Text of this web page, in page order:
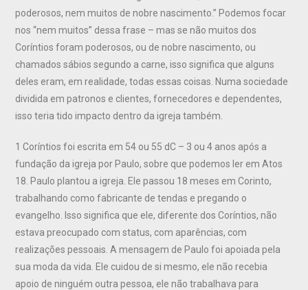
poderosos, nem muitos de nobre nascimento.” Podemos focar
nos “nem muitos” dessa frase – mas se não muitos dos
Coríntios foram poderosos, ou de nobre nascimento, ou
chamados sábios segundo a carne, isso significa que alguns
deles eram, em realidade, todas essas coisas. Numa sociedade
dividida em patronos e clientes, fornecedores e dependentes,
isso teria tido impacto dentro da igreja também.
1 Coríntios foi escrita em 54 ou 55 dC – 3 ou 4 anos após a
fundação da igreja por Paulo, sobre que podemos ler em Atos
18. Paulo plantou a igreja. Ele passou 18 meses em Corinto,
trabalhando como fabricante de tendas e pregando o
evangelho. Isso significa que ele, diferente dos Coríntios, não
estava preocupado com status, com aparências, com
realizações pessoais. A mensagem de Paulo foi apoiada pela
sua moda da vida. Ele cuidou de si mesmo, ele não recebia
apoio de ninguém outra pessoa, ele não trabalhava para